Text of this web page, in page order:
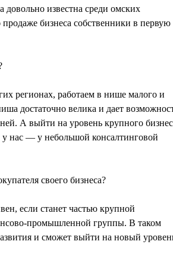
известна среди омских
бизнеса собственники в первую
регионах, работаем в нише малого и
достаточно велика и дает
А выйти на уровень крупного
нас — у небольшой консалтинговой
своего бизнеса?
если станет частью крупной
промышленной группы. В таком
и сможет выйти на новый